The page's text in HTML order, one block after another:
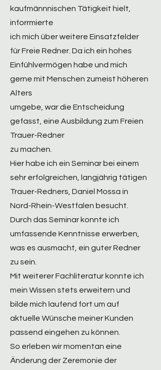
kaufmännnischen Tätigkeit hielt,
inforrmierte
ich mich über weitere Einsatzfelder
für Freie Redner. Da ich ein hohes
Einfühlvermögen habe und mich
gerne mit Menschen zumeist höheren
Alters
umgebe, war die Entscheidung
gefasst, eine Ausbildung zum Freien
Trauer-Redner
zu machen.
Hier habe ich ein Seminar bei einem
sehr erfolgreichen, langjährig tätigen
Trauer-Redners, Daniel Mossa in
Nord-Rhein-Westfalen besucht.
Durch das Seminar konnte ich
umfassende Kenntnisse erwerben,
was es ausmacht, ein guter Redner
zu sein.
Mit weiterer Fachliteratur konnte ich
mein Wissen stets erweitern und
bilde mich laufend fort um auf
aktuelle Wünsche meiner Kunden
passend eingehen zu können.
So erleben wir momentan eine
Änderung der Zeremonie der